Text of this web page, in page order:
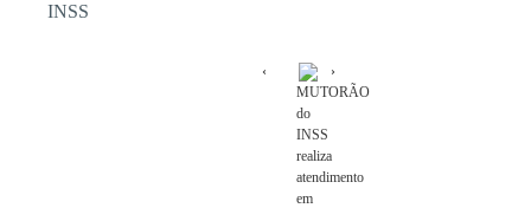
INSS
MUTORÃO
do
INSS
realiza
atendimento
em